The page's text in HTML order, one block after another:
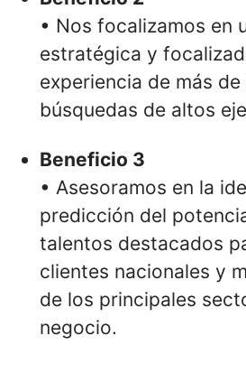
• Nos focalizamos en
estratégica y
experiencia de más
búsquedas de altos
Beneficio 3
• Asesoramos en la
predicción del
talentos destacados
clientes nacionales y
de los principales
negocio.